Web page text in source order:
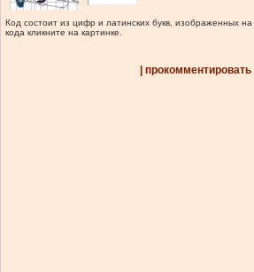
Код состоит из цифр и латинских букв, изображенных на
кода кликните на картинке.
| прокомментировать |